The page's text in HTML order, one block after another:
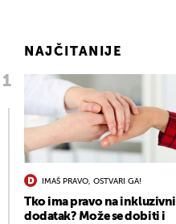
NAJČITANIJE
IMAŠ PRAVO, OSTVARI GA!
Tko ima pravo na inkluzivni
dodatak? Može se dobiti i